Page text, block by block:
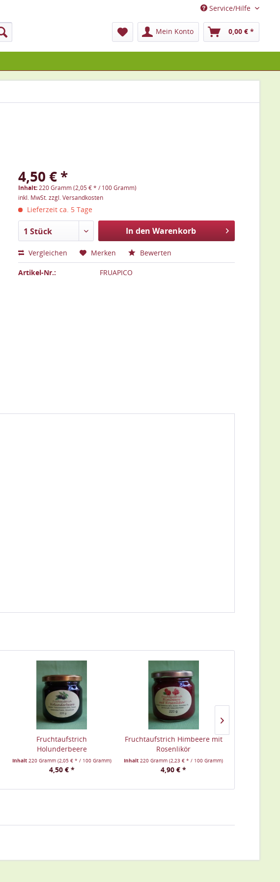
Service/Hilfe
Mein Konto 0,00 € *
4,50 € *
Inhalt:220 Gramm (2,05 € * / 100 Gramm)
inkl. MwSt.zzgl. Versandkosten
Lieferzeit ca. 5 Tage
1 Stück In den Warenkorb
Vergleichen Merken Bewerten
Artikel-Nr.: FRUAPICO
Fruchtaufstrich
Holunderbeere
Inhalt 220 Gramm (2,05 € * / 100 Gramm)
4,50 € *
Fruchtaufstrich Himbeere mit
Rosenlikör
Inhalt220 Gramm(2,23 € * / 100 Gramm)
4,90 € *